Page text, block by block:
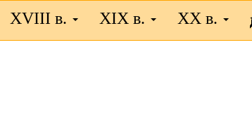
XVIII в. XIX в. XX в.